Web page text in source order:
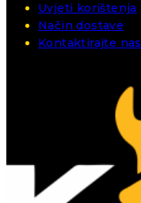
Uvjeti korištenja
Način dostave
Kontaktirajte nas